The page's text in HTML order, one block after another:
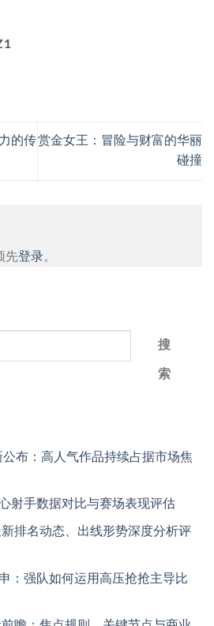
的传赏金女王：冒险与财富的华丽
碰撞
先登录。
搜
索
布：高人气作品持续占据市场焦
射手数据对比与赛场表现评估
排名动态、出线形势深度分析评
：强队如何运用高压抢抢主导比